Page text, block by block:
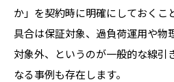
か」を契約時に明確にしておくこ
具合は保証対象、過負荷運用や物
対象外、というのが一般的な線引
なる事例も存在します。